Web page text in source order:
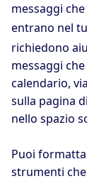
messaggi
entrano nel
richiedono
messaggi
calendario, via
sulla pagina
nello spazio
Puoi
strumenti